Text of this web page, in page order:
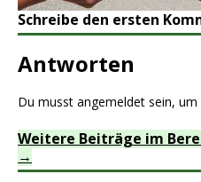
Schreibe den ersten
Antworten
Du musst angemeldet sein, um
Weitere Beiträge im